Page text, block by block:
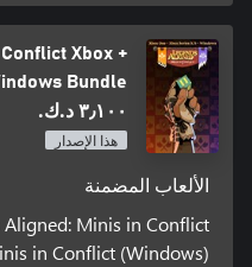
Xbox +
Bundle
٣٫١٠٠ د.ك.‏
هذا الإصدار
الألعاب المضمنة
Aligned: Minis in Conflict
in Conflict (Windows)